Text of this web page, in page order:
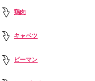
鶏肉
キャベツ
ピーマン